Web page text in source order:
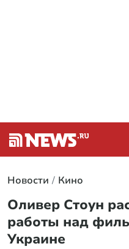
Новости Кино
Оливер Стоун
работы над
Украине